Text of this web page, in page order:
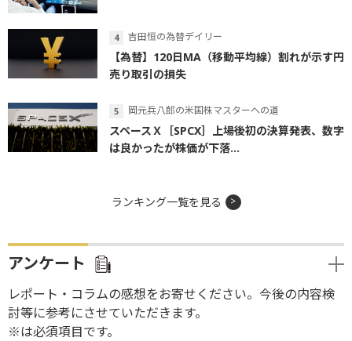
吉田恒の為替デイリー
【為替】120日MA（移動平均線）割れが示す円
売り取引の損失
岡元兵八郎の米国株マスターへの道
スペースＸ［SPCX］上場後初の決算発表、数字
は良かったが株価が下落...
ランキング一覧を見る
アンケート
レポート・コラムの感想をお寄せください。今後の内容検
討等に参考にさせていただきます。
※は必須項目です。